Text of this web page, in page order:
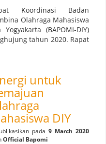
Koordinasi Badan
Olahraga Mahasiswa
(BAPOMI-DIY)
tahun 2020. Rapat
untuk
DIY
pada 9 March 2020
Official Bapomi